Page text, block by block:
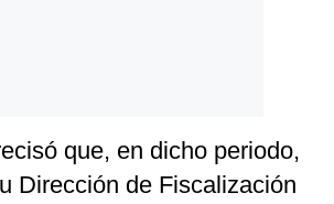
que, en dicho periodo,
Dirección de Fiscalización